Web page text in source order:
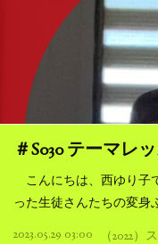
＃S030 テーマレ
こんにちは、西ゆり子
った生徒さんたちの変
2023.05.29 03:00 （2022